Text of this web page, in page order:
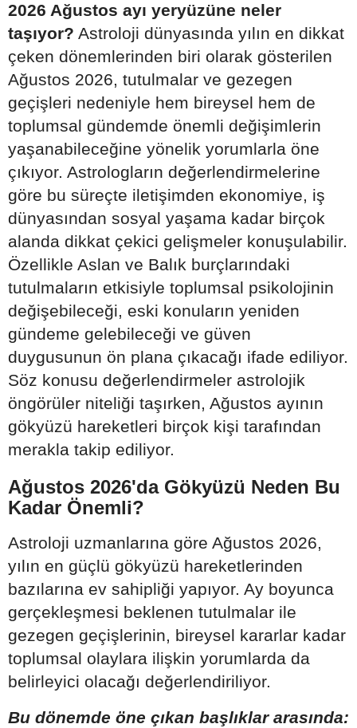
2026 Ağustos ayı yeryüzüne neler
taşıyor? Astroloji dünyasında yılın en dikkat
çeken dönemlerinden biri olarak gösterilen
Ağustos 2026, tutulmalar ve gezegen
geçişleri nedeniyle hem bireysel hem de
toplumsal gündemde önemli değişimlerin
yaşanabileceğine yönelik yorumlarla öne
çıkıyor. Astrologların değerlendirmelerine
göre bu süreçte iletişimden ekonomiye, iş
dünyasından sosyal yaşama kadar birçok
alanda dikkat çekici gelişmeler konuşulabilir.
Özellikle Aslan ve Balık burçlarındaki
tutulmaların etkisiyle toplumsal psikolojinin
değişebileceği, eski konuların yeniden
gündeme gelebileceği ve güven
duygusunun ön plana çıkacağı ifade ediliyor.
Söz konusu değerlendirmeler astrolojik
öngörüler niteliği taşırken, Ağustos ayının
gökyüzü hareketleri birçok kişi tarafından
merakla takip ediliyor.
Ağustos 2026'da Gökyüzü Neden Bu
Kadar Önemli?
Astroloji uzmanlarına göre Ağustos 2026,
yılın en güçlü gökyüzü hareketlerinden
bazılarına ev sahipliği yapıyor. Ay boyunca
gerçekleşmesi beklenen tutulmalar ile
gezegen geçişlerinin, bireysel kararlar kadar
toplumsal olaylara ilişkin yorumlarda da
belirleyici olacağı değerlendiriliyor.
Bu dönemde öne çıkan başlıklar arasında: